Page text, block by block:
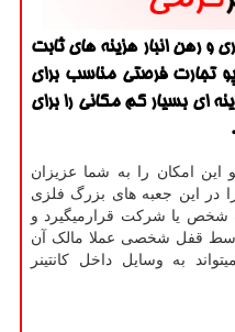
و رهن انبار هزینه های ثابت
تجارت فرصتی مناسب برای
ای بسیار كم مكانی را برای
این امکان را به شما عزیزان
را در این جعبه های بزرگ فلزی
یک شخص یا شرکت قرارمیگیرد و
قفل شخصی عملا مالک آن
به وسایل داخل کانتینر